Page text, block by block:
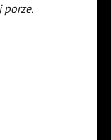
porze.